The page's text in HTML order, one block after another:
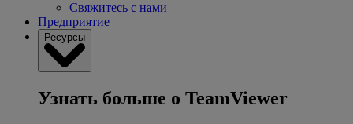
Свяжитесь с нами
Предприятие
Ресурсы
Узнать больше о TeamViewer